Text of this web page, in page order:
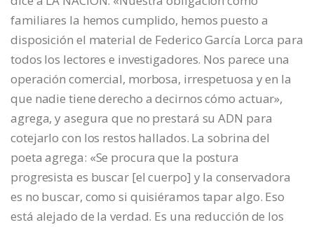
familiares la hemos cumplido, hemos puesto a
disposición el material de Federico García Lorca para
todos los lectores e investigadores. Nos parece una
operación comercial, morbosa, irrespetuosa y en la
que nadie tiene derecho a decirnos cómo actuar»,
agrega, y asegura que no prestará su ADN para
cotejarlo con los restos hallados. La sobrina del
poeta agrega: «Se procura que la postura
progresista es buscar [el cuerpo] y la conservadora
es no buscar, como si quisiéramos tapar algo. Eso
está alejado de la verdad. Es una reducción de los